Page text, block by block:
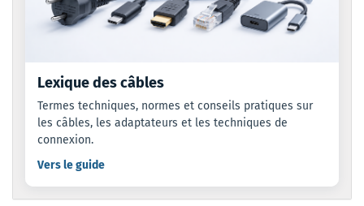
Lexique des câbles
Termes techniques, normes et conseils pratiques sur
les câbles, les adaptateurs et les techniques de
connexion.
Vers le guide